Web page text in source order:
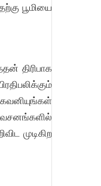
பூமியை
திரிபாக
வசனங்களில்
முடிகிற